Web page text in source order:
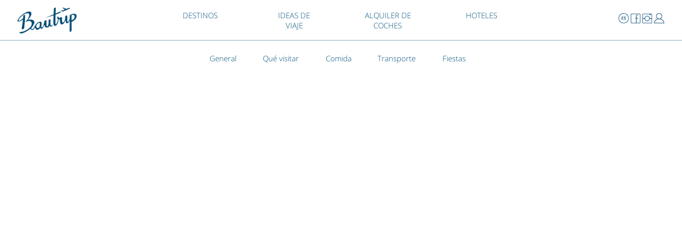
DESTINOS
IDEAS DE
VIAJE
ALQUILER DE
COCHES
HOTELES
General Qué visitar Comida Transporte Fiestas